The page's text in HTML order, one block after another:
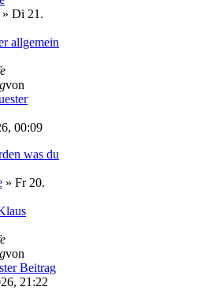
» Di 21.
allgemein
von
00:09
was du
» Fr 20.
von
Beitrag
21:22